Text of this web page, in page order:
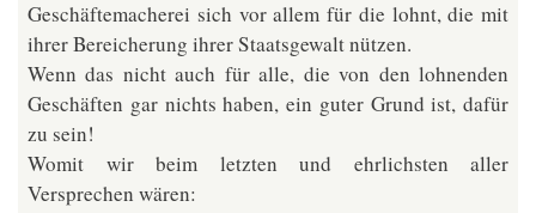
Geschäftemacherei sich vor allem für die lohnt, die mit
ihrer Bereicherung ihrer Staatsgewalt nützen.
Wenn das nicht auch für alle, die von den lohnenden
Geschäften gar nichts haben, ein guter Grund ist, dafür
zu sein!
Womit wir beim letzten und ehrlichsten aller
Versprechen wären: